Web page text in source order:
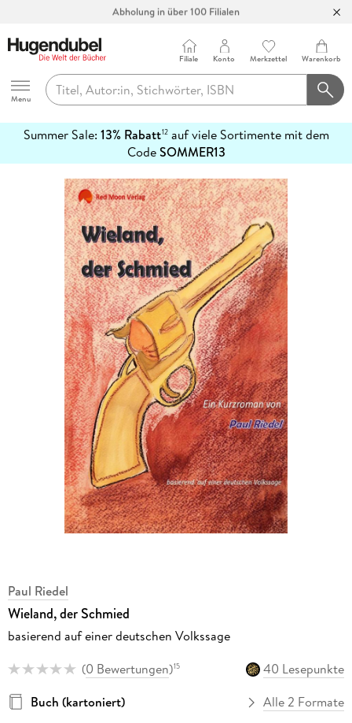
Abholung in über 100 Filialen
Hugendubel
Menu
Filiale Konto Merkzettel Warenkorb
Summer Sale: 13% Rabatt12auf viele Sortimente mit dem
CodeSOMMER13
erfahren
Paul Riedel
Wieland, der Schmied
basierend auf einer deutschen Volkssage
(0 Bewertungen)15
40 Lesepunkte
Buch (kartoniert)
Alle 2 Formate